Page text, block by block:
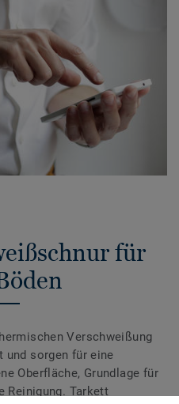
für
Verschweißung
und sorgen für eine
Oberfläche, Grundlage für
Reinigung. Tarkett